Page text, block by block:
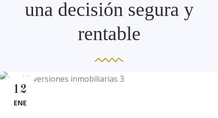
una decisión segura y
rentable
12
ENE